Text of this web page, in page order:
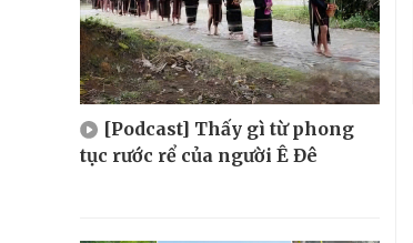
[Podcast] Thấy gì từ phong
tục rước rể của người Ê Đê